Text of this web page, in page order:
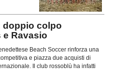
doppio colpo
e Ravasio
Beach Soccer rinforza una
e piazza due acquisti di
Il club rossoblù ha infatti